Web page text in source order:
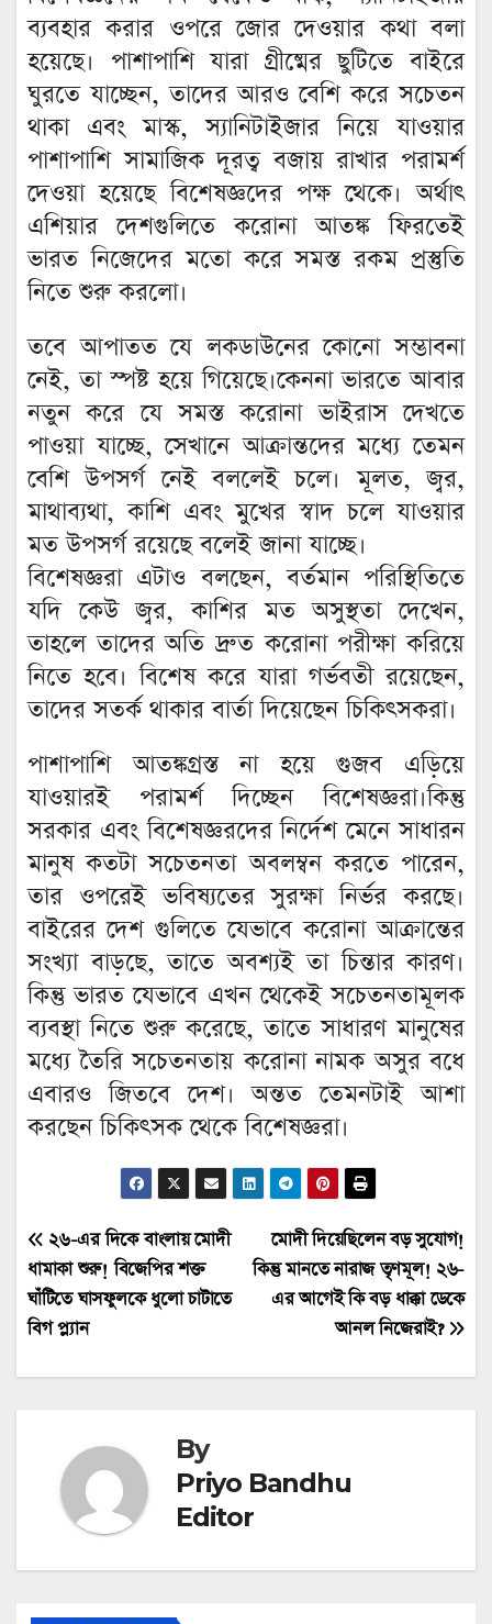
ব্যবহার করার ওপরে জোর দেওয়ার কথা বলা
হয়েছে। পাশাপাশি যারা গ্রীষ্মের ছুটিতে বাইরে
ঘুরতে যাচ্ছেন, তাদের আরও বেশি করে সচেতন
থাকা এবং মাস্ক, স্যানিটাইজার নিয়ে যাওয়ার
পাশাপাশি সামাজিক দূরত্ব বজায় রাখার পরামর্শ
দেওয়া হয়েছে বিশেষজ্ঞদের পক্ষ থেকে। অর্থাৎ
এশিয়ার দেশগুলিতে করোনা আতঙ্ক ফিরতেই
ভারত নিজেদের মতো করে সমস্ত রকম প্রস্তুতি
নিতে শুরু করলো।
তবে আপাতত যে লকডাউনের কোনো সম্ভাবনা
নেই, তা স্পষ্ট হয়ে গিয়েছে।কেননা ভারতে আবার
নতুন করে যে সমস্ত করোনা ভাইরাস দেখতে
পাওয়া যাচ্ছে, সেখানে আক্রান্তদের মধ্যে তেমন
বেশি উপসর্গ নেই বললেই চলে। মূলত, জ্বর,
মাথাব্যথা, কাশি এবং মুখের স্বাদ চলে যাওয়ার
মত উপসর্গ রয়েছে বলেই জানা যাচ্ছে।
বিশেষজ্ঞরা এটাও বলছেন, বর্তমান পরিস্থিতিতে
যদি কেউ জ্বর, কাশির মত অসুস্থতা দেখেন,
তাহলে তাদের অতি দ্রুত করোনা পরীক্ষা করিয়ে
নিতে হবে। বিশেষ করে যারা গর্ভবতী রয়েছেন,
তাদের সতর্ক থাকার বার্তা দিয়েছেন চিকিৎসকরা।
পাশাপাশি আতঙ্কগ্রস্ত না হয়ে গুজব এড়িয়ে
যাওয়ারই পরামর্শ দিচ্ছেন বিশেষজ্ঞরা।কিন্তু
সরকার এবং বিশেষজ্ঞরদের নির্দেশ মেনে সাধারন
মানুষ কতটা সচেতনতা অবলম্বন করতে পারেন,
তার ওপরেই ভবিষ্যতের সুরক্ষা নির্ভর করছে।
বাইরের দেশ গুলিতে যেভাবে করোনা আক্রান্তের
সংখ্যা বাড়ছে, তাতে অবশ্যই তা চিন্তার কারণ।
কিন্তু ভারত যেভাবে এখন থেকেই সচেতনতামূলক
ব্যবস্থা নিতে শুরু করেছে, তাতে সাধারণ মানুষের
মধ্যে তৈরি সচেতনতায় করোনা নামক অসুর বধে
এবারও জিতবে দেশ। অন্তত তেমনটাই আশা
করছেন চিকিৎসক থেকে বিশেষজ্ঞরা।
Post
navigation
মোদী দিয়েছিলেন বড় সুযোগ!
কিন্তু মানতে নারাজ তৃণমূল! ২৬-
এর আগেই কি বড় ধাক্কা ডেকে
আনল নিজেরাই?
২৬-এর দিকে বাংলায় মোদী
ধামাকা শুরু! বিজেপির শক্ত
ঘাঁটিতে ঘাসফুলকে ধুলো চাটাতে
বিগ প্ল্যান
By
Priyo Bandhu
Editor